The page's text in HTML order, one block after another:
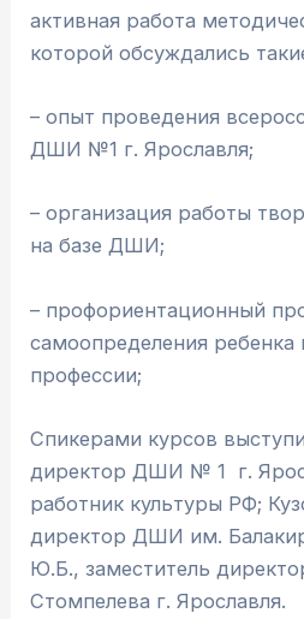
активная работа
которой обсуждались
– опыт проведения
ДШИ №1 г. Ярославля;
– организация работы
на базе ДШИ;
– профориентационный
самоопределения ребенка
профессии;
Спикерами курсов
директор ДШИ № 1 г.
работник культуры РФ;
директор ДШИ им.
Ю.Б., заместитель
Стомпелева г. Ярославля.